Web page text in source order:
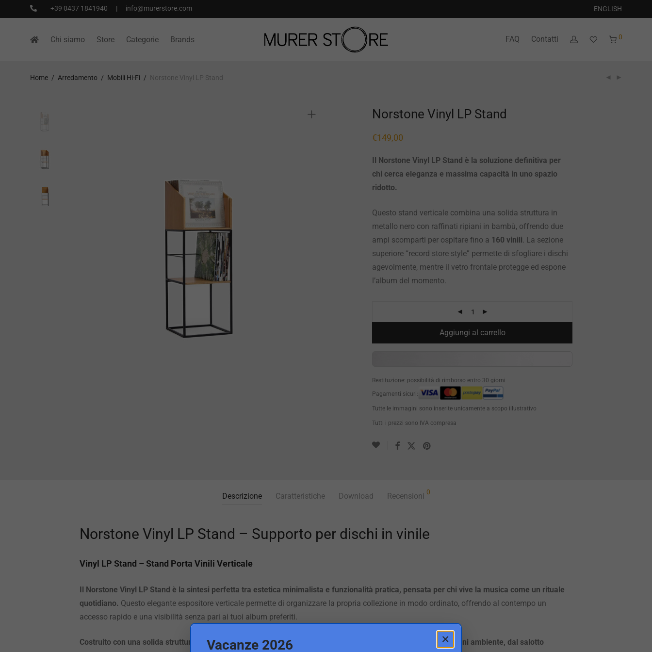
+39 0437 1841940 | info@murerstore.com ENGLISH
Chi siamo Store Categorie Brands FAQ Contatti 0
Home / Arredamento / Mobili Hi-Fi / Norstone Vinyl LP Stand
Norstone Vinyl LP Stand
€149,00
Il Norstone Vinyl LP Stand è la soluzione definitiva per
chi cerca eleganza e massima capacità in uno spazio
ridotto.
Questo stand verticale combina una solida struttura in
metallo nero con raffinati ripiani in bambù, offrendo due
ampi scomparti per ospitare fino a 160 vinili. La sezione
superiore “record store style” permette di sfogliare i dischi
agevolmente, mentre il vetro frontale protegge ed espone
l’album del momento.
Aggiungi al carrello
Restituzione: possibilità di rimborso entro 30 giorni
Pagamenti sicuri:
Tutte le immagini sono inserite unicamente a scopo illustrativo
Tutti i prezzi sono IVA compresa
Descrizione Caratteristiche Download Recensioni 0
Norstone Vinyl LP Stand – Supporto per dischi in vinile
Vinyl LP Stand – Stand Porta Vinili Verticale
Il Norstone Vinyl LP Stand è la sintesi perfetta tra estetica minimalista e funzionalità pratica, pensata per chi vive la musica come un rituale
quotidiano. Questo elegante espositore verticale permette di organizzare la propria collezione in modo ordinato, offrendo al contempo un
accesso rapido e una visibilità senza pari ai tuoi album preferiti.
Costruito con una solida struttura in metallo nero e ripiani in bambù naturale, si integra armoniosamente in ogni ambiente, dal salotto
×
Vacanze 2026